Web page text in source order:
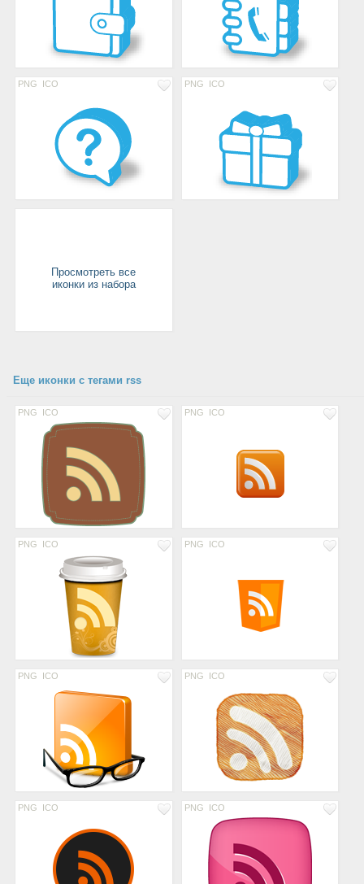
PNG ICO PNG ICO
Просмотреть все
иконки из набора
Еще иконки с тегами rss
PNG ICO PNG ICO
PNG ICO PNG ICO
PNG ICO PNG ICO
PNG ICO PNG ICO